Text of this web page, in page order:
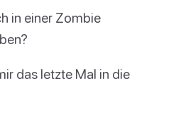
in einer Zombie
das letzte Mal in die